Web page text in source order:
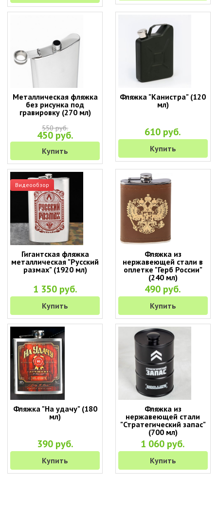
Металлическая фляжка
без рисунка под
гравировку (270 мл)
550 руб.
450 руб.
Купить
Фляжка "Канистра" (120
мл)
610 руб.
Купить
Видеообзор
Гигантская фляжка
металлическая "Русский
размах" (1920 мл)
1 350 руб.
Купить
Фляжка из
нержавеющей стали в
оплетке "Герб России"
(240 мл)
490 руб.
Купить
Фляжка "На удачу" (180
мл)
390 руб.
Купить
Фляжка из
нержавеющей стали
"Стратегический запас"
(700 мл)
1 060 руб.
Купить